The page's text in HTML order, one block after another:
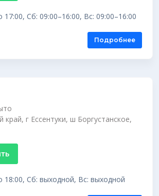
17:00, Сб: 09:00–16:00, Вс: 09:00–16:00
Подробнее
край, г Ессентуки, ш Боргустанское,
18:00, Сб: выходной, Вс: выходной